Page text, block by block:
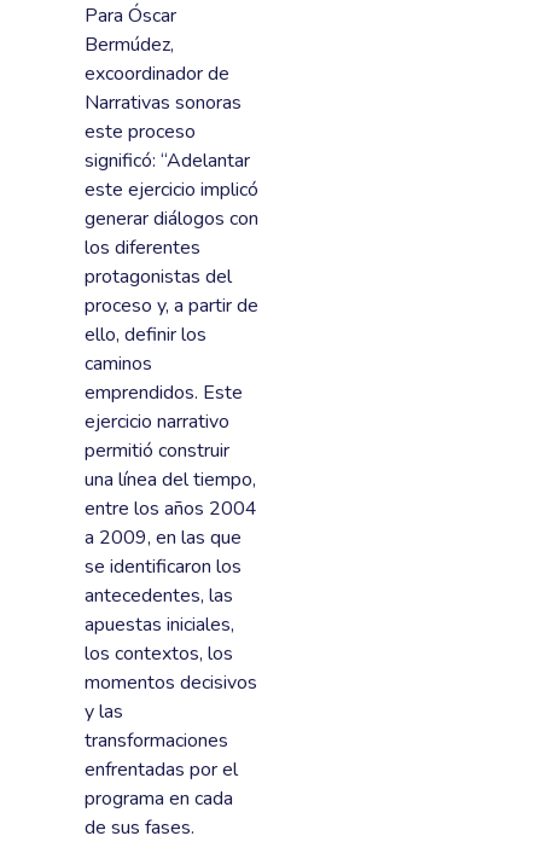
Para Óscar
Bermúdez,
excoordinador de
Narrativas sonoras
este proceso
significó: “Adelantar
este ejercicio implicó
generar diálogos con
los diferentes
protagonistas del
proceso y, a partir de
ello, definir los
caminos
emprendidos. Este
ejercicio narrativo
permitió construir
una línea del tiempo,
entre los años 2004
a 2009, en las que
se identificaron los
antecedentes, las
apuestas iniciales,
los contextos, los
momentos decisivos
y las
transformaciones
enfrentadas por el
programa en cada
de sus fases.